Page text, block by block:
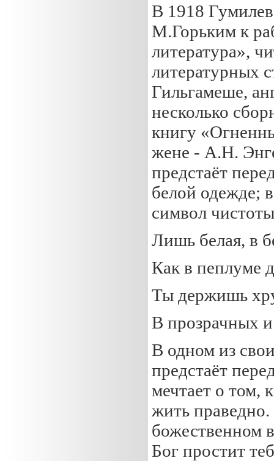
В 1918
М.Горьким к
литература»,
литературных
Гильгамеше,
несколько
книгу
жене - А.Н.
предстаёт
белой одежде;
символ
Лишь белая, в
Как в пеплуме
Ты держишь
В прозрачных
В одном из
предстаёт
мечтает о том,
жить праведно.
божественном
Бог простит